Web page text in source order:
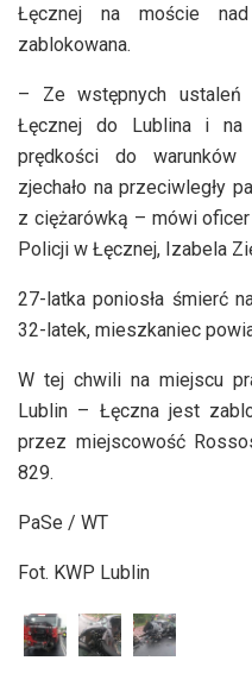
Łęcznej na moście
zablokowana.
– Ze wstępnych ustaleń
Łęcznej do Lublina i na
prędkości do warunków
zjechało na przeciwległy
z ciężarówką – mówi
Policji w Łęcznej, Izabela
27-latka poniosła śmierć
32-latek, mieszkaniec
W tej chwili na miejscu
Lublin – Łęczna jest
przez miejscowość
829.
PaSe / WT
Fot. KWP Lublin